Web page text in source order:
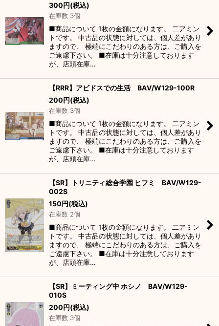
300円(税込)
在庫数 3個
■商品について 1枚の金額になります。 二アミン
トです。 中古品の状態に対しては、個人差があり
ますので、 極端にこだわりのある方は、ご購入を
ご遠慮下さい。 ■在庫は十分注意しております
が、店頭在庫…
【RRR】アビドスでの生活 BAV/W129-100R
200円(税込)
在庫数 3個
■商品について 1枚の金額になります。 二アミン
トです。 中古品の状態に対しては、個人差があり
ますので、 極端にこだわりのある方は、ご購入を
ご遠慮下さい。 ■在庫は十分注意しております
が、店頭在庫…
【SR】トリニティ総合学園 ヒフミ BAV/W129-
002S
150円(税込)
在庫数 2個
■商品について 1枚の金額になります。 二アミン
トです。 中古品の状態に対しては、個人差があり
ますので、 極端にこだわりのある方は、ご購入を
ご遠慮下さい。 ■在庫は十分注意しております
が、店頭在庫…
【SR】ミーティング中 ホシノ BAV/W129-
010S
200円(税込)
在庫数 3個